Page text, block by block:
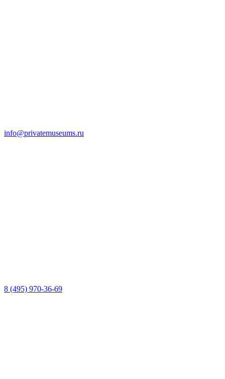
info@privatemuseums.ru
8 (495) 970-36-69